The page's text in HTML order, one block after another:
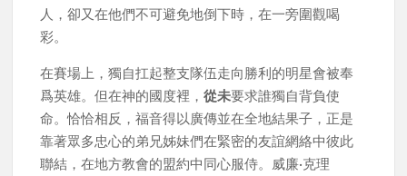
人，卻又在他們不可避免地倒下時，在一旁圍觀喝
彩。
在賽場上，獨自扛起整支隊伍走向勝利的明星會被奉
爲英雄。但在神的國度裡，從未要求誰獨自背負使
命。恰恰相反，福音得以廣傳並在全地結果子，正是
靠著眾多忠心的弟兄姊妹們在緊密的友誼網絡中彼此
聯結，在地方教會的盟約中同心服侍。威廉·克理